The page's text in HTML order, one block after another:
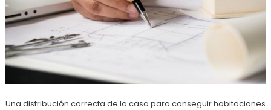
Una distribución correcta de la casa para conseguir habitaciones